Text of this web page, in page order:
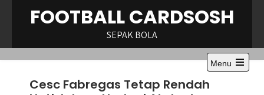
FOOTBALL CARDSOSH
SEPAK BOLA
Menu
Open
Cesc Fabregas Tetap Rendah